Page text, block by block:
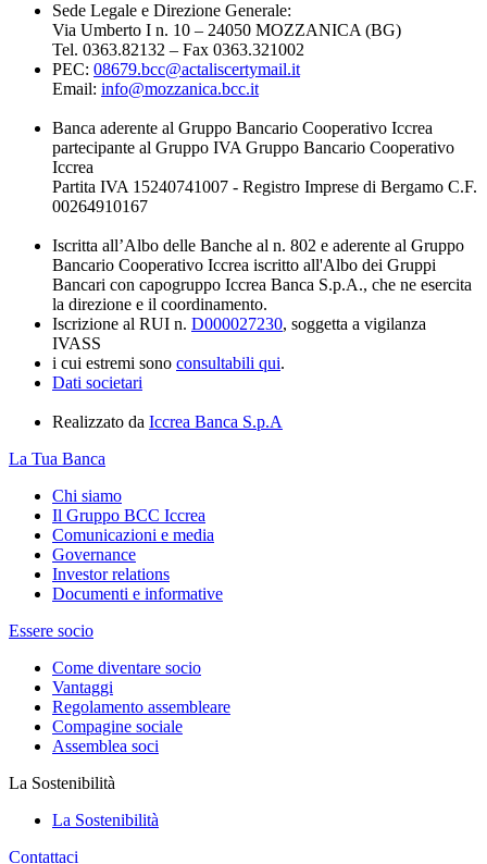
Sede Legale e Direzione Generale:
Via Umberto I n. 10 – 24050 MOZZANICA (BG)
Tel. 0363.82132 – Fax 0363.321002
PEC: 08679.bcc@actaliscertymail.it
Email: info@mozzanica.bcc.it
Banca aderente al Gruppo Bancario Cooperativo Iccrea
partecipante al Gruppo IVA Gruppo Bancario Cooperativo
Iccrea
Partita IVA 15240741007 - Registro Imprese di Bergamo C.F.
00264910167
Iscritta all’Albo delle Banche al n. 802 e aderente al Gruppo
Bancario Cooperativo Iccrea iscritto all'Albo dei Gruppi
Bancari con capogruppo Iccrea Banca S.p.A., che ne esercita
la direzione e il coordinamento.
Iscrizione al RUI n. D000027230, soggetta a vigilanza
IVASS
i cui estremi sono consultabili qui.
Dati societari
Realizzato da Iccrea Banca S.p.A
La Tua Banca
Chi siamo
Il Gruppo BCC Iccrea
Comunicazioni e media
Governance
Investor relations
Documenti e informative
Essere socio
Come diventare socio
Vantaggi
Regolamento assembleare
Compagine sociale
Assemblea soci
La Sostenibilità
La Sostenibilità
Contattaci